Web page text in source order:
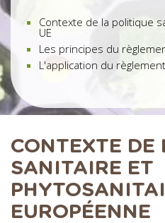
Contexte de la politique
UE
Les principes du
L'application du
CONTEXTE
SANITAIRE ET
EUROPÉENNE